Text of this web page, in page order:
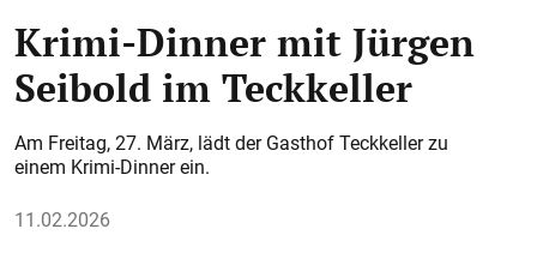
Krimi-Dinner mit Jürgen
Seibold im Teckkeller
Am Freitag, 27. März, lädt der Gasthof Teckkeller zu
einem Krimi-Dinner ein.
11.02.2026